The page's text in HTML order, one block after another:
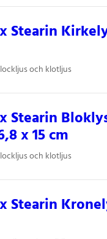
Stearin
och klotljus
Stearin
x 15 cm
och klotljus
Stearin